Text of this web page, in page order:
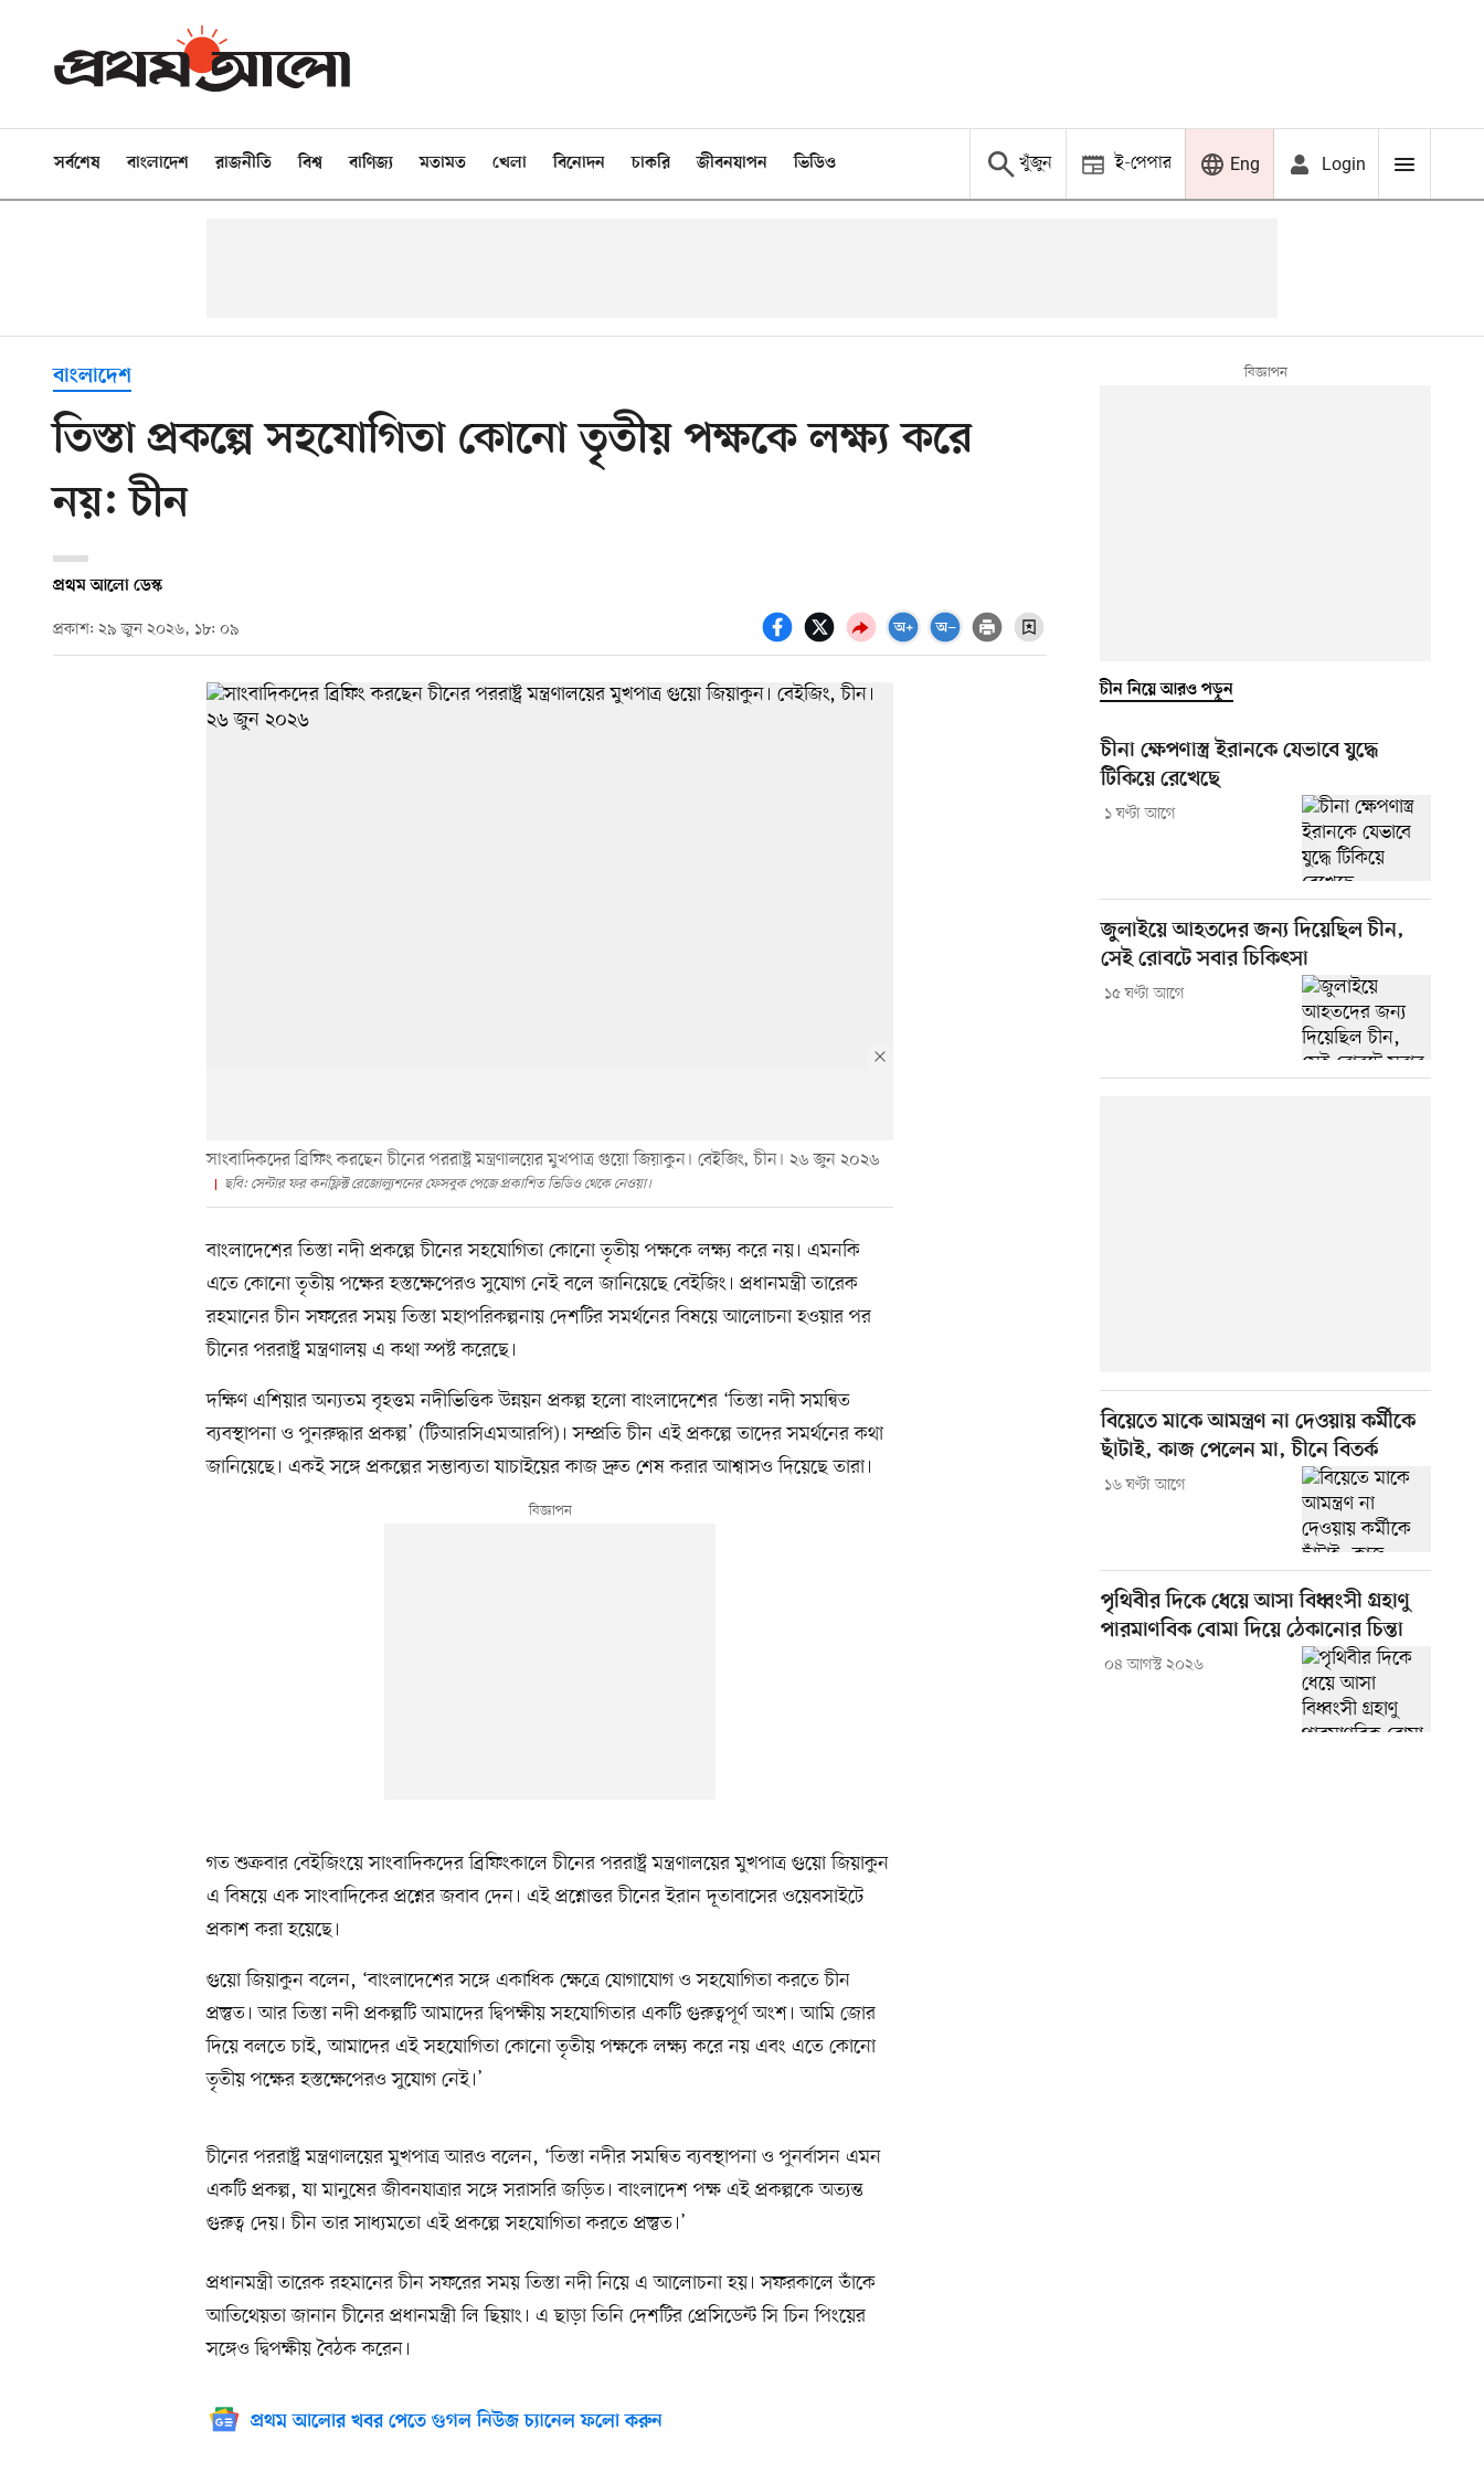
সর্বশেষ বাংলাদেশ রাজনীতি বিশ্ব বাণিজ্য মতামত খেলা বিনোদন চাকরি জীবনযাপন ভিডিও খুঁজুন ই-পেপার Eng Login
বাংলাদেশ
তিস্তা প্রকল্পে সহযোগিতা কোনো তৃতীয় পক্ষকে লক্ষ্য করে
নয়: চীন
প্রথম আলো ডেস্ক
প্রকাশ: ২৯ জুন ২০২৬, ১৮: ০৯
সাংবাদিকদের ব্রিফিং করছেন চীনের পররাষ্ট্র মন্ত্রণালয়ের মুখপাত্র গুয়ো জিয়াকুন। বেইজিং, চীন। ২৬ জুন ২০২৬
ছবি: সেন্টার ফর কনফ্লিক্ট রেজোল্যুশনের ফেসবুক পেজে প্রকাশিত ভিডিও থেকে নেওয়া।
বাংলাদেশের তিস্তা নদী প্রকল্পে চীনের সহযোগিতা কোনো তৃতীয় পক্ষকে লক্ষ্য করে নয়। এমনকি
এতে কোনো তৃতীয় পক্ষের হস্তক্ষেপেরও সুযোগ নেই বলে জানিয়েছে বেইজিং। প্রধানমন্ত্রী তারেক
রহমানের চীন সফরের সময় তিস্তা মহাপরিকল্পনায় দেশটির সমর্থনের বিষয়ে আলোচনা হওয়ার পর
চীনের পররাষ্ট্র মন্ত্রণালয় এ কথা স্পষ্ট করেছে।
দক্ষিণ এশিয়ার অন্যতম বৃহত্তম নদীভিত্তিক উন্নয়ন প্রকল্প হলো বাংলাদেশের ‘তিস্তা নদী সমন্বিত
ব্যবস্থাপনা ও পুনরুদ্ধার প্রকল্প’ (টিআরসিএমআরপি)। সম্প্রতি চীন এই প্রকল্পে তাদের সমর্থনের কথা
জানিয়েছে। একই সঙ্গে প্রকল্পের সম্ভাব্যতা যাচাইয়ের কাজ দ্রুত শেষ করার আশ্বাসও দিয়েছে তারা।
গত শুক্রবার বেইজিংয়ে সাংবাদিকদের ব্রিফিংকালে চীনের পররাষ্ট্র মন্ত্রণালয়ের মুখপাত্র গুয়ো জিয়াকুন
এ বিষয়ে এক সাংবাদিকের প্রশ্নের জবাব দেন। এই প্রশ্নোত্তর চীনের ইরান দূতাবাসের ওয়েবসাইটে
প্রকাশ করা হয়েছে।
গুয়ো জিয়াকুন বলেন, ‘বাংলাদেশের সঙ্গে একাধিক ক্ষেত্রে যোগাযোগ ও সহযোগিতা করতে চীন
প্রস্তুত। আর তিস্তা নদী প্রকল্পটি আমাদের দ্বিপক্ষীয় সহযোগিতার একটি গুরুত্বপূর্ণ অংশ। আমি জোর
দিয়ে বলতে চাই, আমাদের এই সহযোগিতা কোনো তৃতীয় পক্ষকে লক্ষ্য করে নয় এবং এতে কোনো
তৃতীয় পক্ষের হস্তক্ষেপেরও সুযোগ নেই।’
চীনের পররাষ্ট্র মন্ত্রণালয়ের মুখপাত্র আরও বলেন, ‘তিস্তা নদীর সমন্বিত ব্যবস্থাপনা ও পুনর্বাসন এমন
একটি প্রকল্প, যা মানুষের জীবনযাত্রার সঙ্গে সরাসরি জড়িত। বাংলাদেশ পক্ষ এই প্রকল্পকে অত্যন্ত
গুরুত্ব দেয়। চীন তার সাধ্যমতো এই প্রকল্পে সহযোগিতা করতে প্রস্তুত।’
প্রধানমন্ত্রী তারেক রহমানের চীন সফরের সময় তিস্তা নদী নিয়ে এ আলোচনা হয়। সফরকালে তাঁকে
আতিথেয়তা জানান চীনের প্রধানমন্ত্রী লি ছিয়াং। এ ছাড়া তিনি দেশটির প্রেসিডেন্ট সি চিন পিংয়ের
সঙ্গেও দ্বিপক্ষীয় বৈঠক করেন।
প্রথম আলোর খবর পেতে গুগল নিউজ চ্যানেল ফলো করুন
চীন নিয়ে আরও পড়ুন
চীনা ক্ষেপণাস্ত্র ইরানকে যেভাবে যুদ্ধে
টিকিয়ে রেখেছে
১ ঘণ্টা আগে
জুলাইয়ে আহতদের জন্য দিয়েছিল চীন,
সেই রোবটে সবার চিকিৎসা
১৫ ঘণ্টা আগে
বিয়েতে মাকে আমন্ত্রণ না দেওয়ায় কর্মীকে
ছাঁটাই, কাজ পেলেন মা, চীনে বিতর্ক
১৬ ঘণ্টা আগে
পৃথিবীর দিকে ধেয়ে আসা বিধ্বংসী গ্রহাণু
পারমাণবিক বোমা দিয়ে ঠেকানোর চিন্তা
০৪ আগস্ট ২০২৬